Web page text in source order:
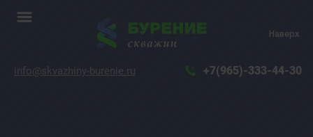
Наверх
info@skvazhiny-burenie.ru +7(965)-333-44-30